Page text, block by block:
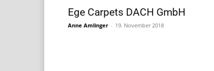
Ege Carpets DACH GmbH
Anne Amlinger - 19. November 2018